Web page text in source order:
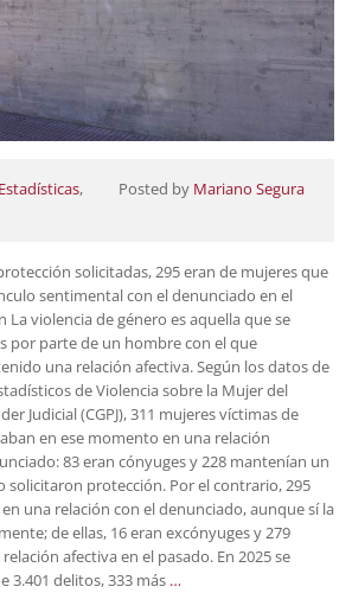
Posted by Mariano Segura
Estadísticas,
solicitadas, 295 eran de mujeres que
sentimental con el denunciado en el
violencia de género es aquella que se
por parte de un hombre con el que
una relación afectiva. Según los datos de
de Violencia sobre la Mujer del
Judicial (CGPJ), 311 mujeres víctimas de
en ese momento en una relación
83 eran cónyuges y 228 mantenían un
solicitaron protección. Por el contrario, 295
una relación con el denunciado, aunque sí la
de ellas, 16 eran excónyuges y 279
afectiva en el pasado. En 2025 se
3.401 delitos, 333 más …